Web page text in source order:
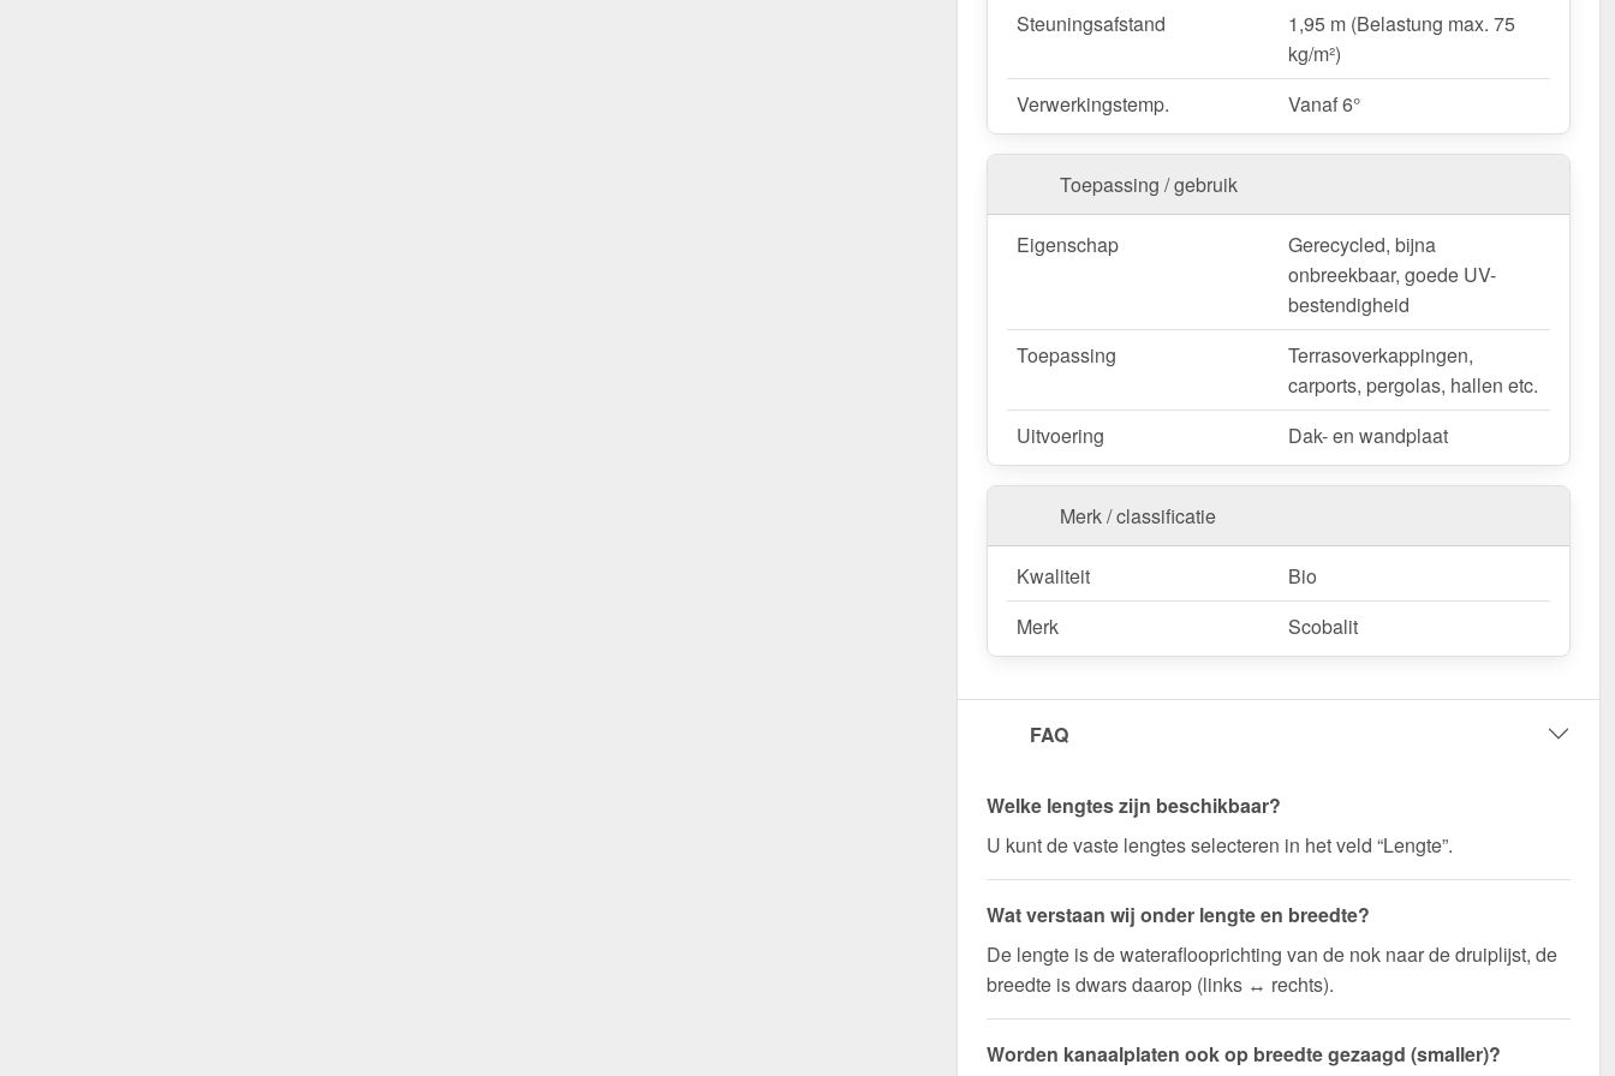
Steuningsafstand
1,95 m (Belastung max. 75
kg/m²)
Verwerkingstemp.
Vanaf 6°
Toepassing / gebruik
Eigenschap
Gerecycled, bijna
onbreekbaar, goede UV-
bestendigheid
Toepassing
Terrasoverkappingen,
carports, pergolas, hallen etc.
Uitvoering
Dak- en wandplaat
Merk / classificatie
Kwaliteit
Bio
Merk
Scobalit
FAQ
Welke lengtes zijn beschikbaar?
U kunt de vaste lengtes selecteren in het veld “Lengte”.
Wat verstaan wij onder lengte en breedte?
De lengte is de wateraflooprichting van de nok naar de druiplijst, de
breedte is dwars daarop (links ↔ rechts).
Worden kanaalplaten ook op breedte gezaagd (smaller)?